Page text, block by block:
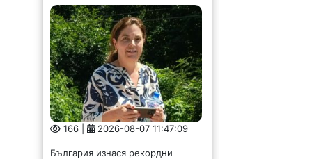
166 | 2026-08-07 11:47:09
България изнася рекордни